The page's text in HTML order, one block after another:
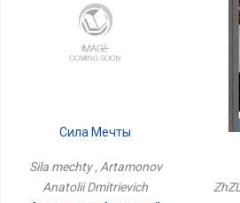
Сила Мечты
Sila mechty , Artamonov
Anatolii Dmitrievich